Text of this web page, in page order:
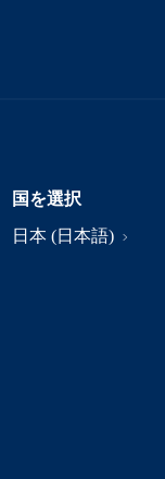
国を選択
日本 (日本語)